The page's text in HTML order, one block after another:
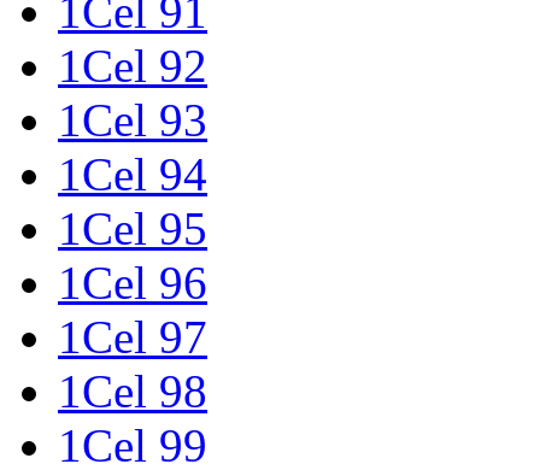
1Cel 91
1Cel 92
1Cel 93
1Cel 94
1Cel 95
1Cel 96
1Cel 97
1Cel 98
1Cel 99